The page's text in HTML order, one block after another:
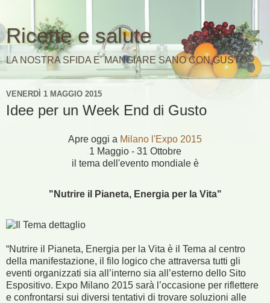
Ricette e salute
LA NOSTRA SFIDA E' MANGIARE SANO CON GUSTO
VENERDÌ 1 MAGGIO 2015
Idee per un Week End di Gusto
Apre oggi a Milano l'Expo 2015
1 Maggio - 31 Ottobre
il tema dell'evento mondiale è
"Nutrire il Pianeta, Energia per la Vita"
“Nutrire il Pianeta, Energia per la Vita è il Tema al centro
della manifestazione, il filo logico che attraversa tutti gli
eventi organizzati sia all’interno sia all’esterno dello Sito
Espositivo. Expo Milano 2015 sarà l’occasione per riflettere
e confrontarsi sui diversi tentativi di trovare soluzioni alle